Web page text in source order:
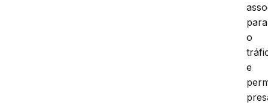
para
o
e